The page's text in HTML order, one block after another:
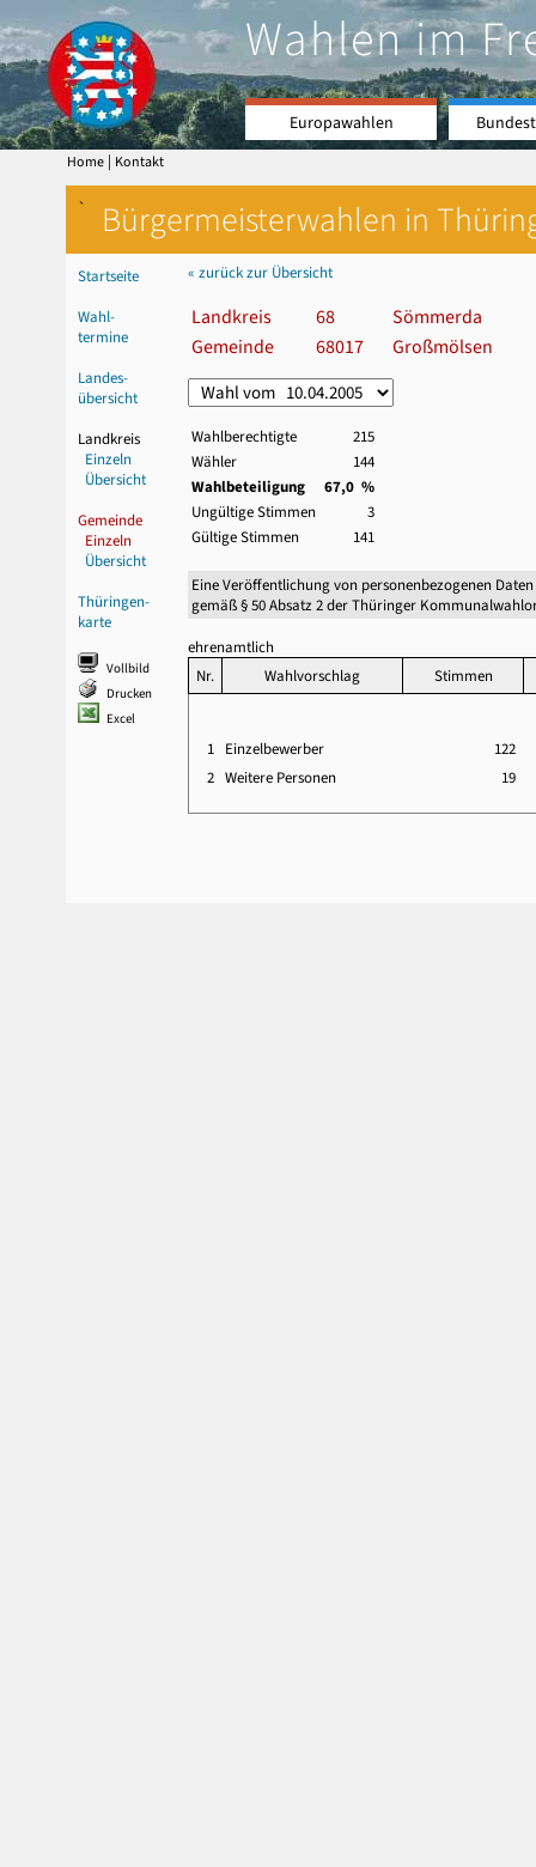
Wahlen im
Europawahlen
Home | Kontakt
` Bürgermeisterwahlen in
Startseite
Wahl-
termine
Landes-
übersicht
Landkreis
Einzeln
Übersicht
Gemeinde
Einzeln
Übersicht
Thüringen-
karte
Vollbild
Drucken
Excel
« zurück zur Übersicht
Landkreis 68
Sömmerda
Gemeinde
68017 Großmölsen
Wahlberechtigte
215
Wähler
144
Wahlbeteiligung
67,0 %
Ungültige Stimmen
3
Gültige Stimmen
141
Eine Veröffentlichung von personenbezogenen
gemäß § 50 Absatz 2 der Thüringer
ehrenamtlich
Nr.
Wahlvorschlag Stimmen
1 Einzelbewerber
122
2 Weitere Personen 19